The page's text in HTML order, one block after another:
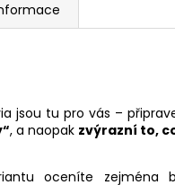
jsou tu pro vás –
, a naopak zvýrazní to,
oceníte zejména